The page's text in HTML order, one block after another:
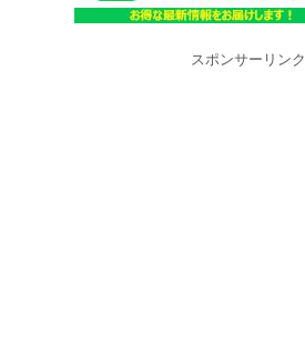
スポンサーリンク